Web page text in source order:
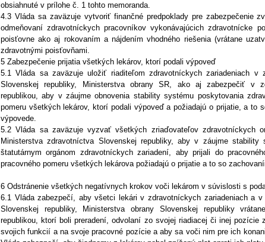
obsiahnuté v prílohe č. 1 tohto memoranda.
4.3 Vláda sa zaväzuje vytvoriť finančné predpoklady pre zabezpečenie
odmeňovaní zdravotníckych pracovníkov vykonávajúcich zdravotnícke
poisťovne ako aj rokovaním a nájdením vhodného riešenia (vrátane
zdravotnými poisťovňami.
5 Zabezpečenie prijatia všetkých lekárov, ktorí podali výpoveď
5.1 Vláda sa zaväzuje uložiť riaditeľom zdravotníckych zariadeniach v
Slovenskej republiky, Ministerstva obrany SR, ako aj zabezpečiť v
republikou, aby v záujme obnovenia stability systému poskytovania
pomeru všetkých lekárov, ktorí podali výpoveď a požiadajú o prijatie, a to
výpovede.
5.2 Vláda sa zaväzuje vyzvať všetkých zriaďovateľov zdravotníckych
Ministerstva zdravotníctva Slovenskej republiky, aby v záujme stability
štatutárnym orgánom zdravotníckych zariadení, aby prijali do
pracovného pomeru všetkých lekárova požiadajú o prijatie a to so
6 Odstránenie všetkých negatívnych krokov voči lekárom v súvislosti s
6.1 Vláda zabezpečí, aby všetci lekári v zdravotníckych zariadeniach a
Slovenskej republiky, Ministerstva obrany Slovenskej republiky
republikou, ktorí boli preradení, odvolaní zo svojej riadiacej či inej
svojich funkcií a na svoje pracovné pozície a aby sa voči nim pre ich